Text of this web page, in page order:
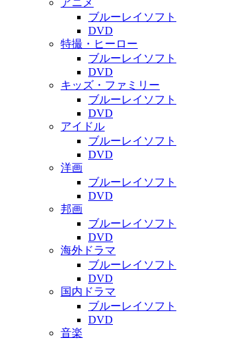
アニメ
ブルーレイソフト
DVD
特撮・ヒーロー
ブルーレイソフト
DVD
キッズ・ファミリー
ブルーレイソフト
DVD
アイドル
ブルーレイソフト
DVD
洋画
ブルーレイソフト
DVD
邦画
ブルーレイソフト
DVD
海外ドラマ
ブルーレイソフト
DVD
国内ドラマ
ブルーレイソフト
DVD
音楽